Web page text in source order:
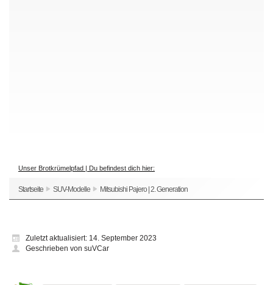
Unser Brotkrümelpfad | Du befindest dich hier:
Startseite SUV-Modelle Mitsubishi Pajero | 2. Generation
Zuletzt aktualisiert: 14. September 2023
Geschrieben von suVCar